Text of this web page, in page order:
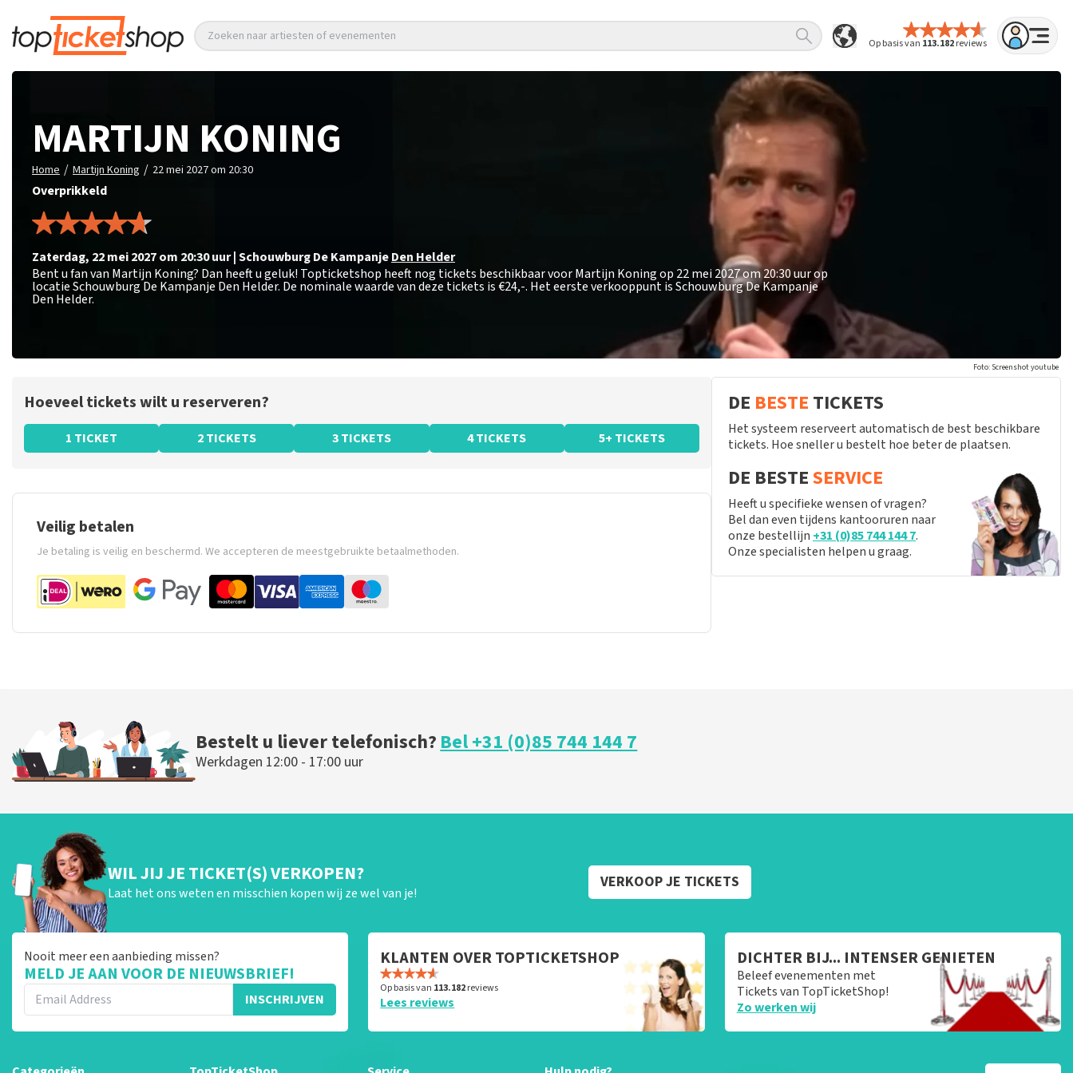
Op basis van 113.182reviews
Zoeken naar artiesten of evenementen
MARTIJN KONING
Home / Martijn Koning / 22 mei 2027 om 20:30
Overprikkeld
zaterdag, 22 mei 2027 om 20:30uur|Schouwburg De KampanjeDen Helder
Bent u fan van Martijn Koning? Dan heeft u geluk! Topticketshop heeft nog tickets beschikbaar voor Martijn Koning op 22 mei 2027 om 20:30 uur op
locatie Schouwburg De Kampanje Den Helder. De nominale waarde van deze tickets is€24,-. Het eerste verkooppunt is Schouwburg De Kampanje
Den Helder.
Foto: Screenshot youtube
Hoeveel tickets wilt u reserveren?
1 TICKET 2 TICKETS 3 TICKETS 4 TICKETS 5+ TICKETS
Veilig betalen
Je betaling is veilig en beschermd. We accepteren de meestgebruikte betaalmethoden.
DE BESTE TICKETS
Het systeem reserveert automatisch de best beschikbare
tickets. Hoe sneller u bestelt hoe beter de plaatsen.
DE BESTESERVICE
Heeft u specifieke wensen of vragen?
Bel dan even tijdens kantooruren naar
onze bestellijn +31 (0)85 744 144 7.
Onze specialisten helpen u graag.
Bestelt u liever telefonisch?Bel +31 (0)85 744 144 7
Werkdagen 12:00 - 17:00 uur
WIL JIJ JE TICKET(S) VERKOPEN?
Laat het ons weten en misschien kopen wij ze wel van je!
VERKOOP JE TICKETS
Nooit meer een aanbieding missen?
MELD JE AAN VOOR DE NIEUWSBRIEF!
INSCHRIJVEN
KLANTEN OVER TOPTICKETSHOP
Op basis van 113.182reviews
Lees reviews
DICHTER BIJ... INTENSER GENIETEN
Beleef evenementen met
Tickets van TopTicketShop!
Zo werken wij